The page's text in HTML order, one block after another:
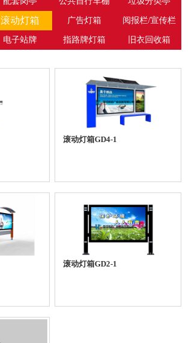
滚动灯箱 广告灯箱 阅报栏/宣传栏
电子站牌 指路牌灯箱 旧衣回收箱
滚动灯箱GD4-1
滚动灯箱GD2-1